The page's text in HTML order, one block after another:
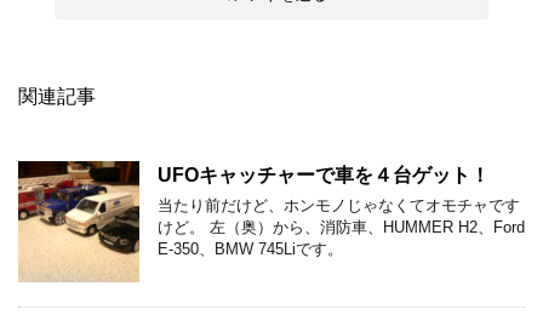
関連記事
UFOキャッチャーで車を４台ゲット！
当たり前だけど、ホンモノじゃなくてオモチャです
けど。 左（奥）から、消防車、HUMMER H2、Ford
E-350、BMW 745Liです。